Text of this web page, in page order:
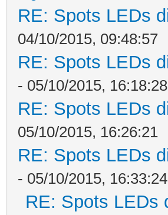
RE: Spots LEDs
04/10/2015, 09:48:57
RE: Spots LEDs
- 05/10/2015, 16:18:28
RE: Spots LEDs
05/10/2015, 16:26:21
RE: Spots LEDs
- 05/10/2015, 16:33:24
RE: Spots LEDs